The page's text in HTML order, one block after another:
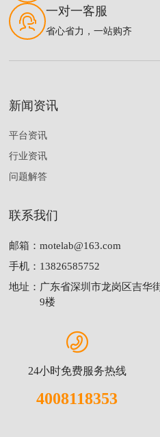
一对一客服
省心省力，一站购齐
新闻资讯
平台资讯
行业资讯
问题解答
联系我们
邮箱：motelab@163.com
手机： 13826585752
地址： 广东省深圳市龙岗区吉华
9楼
24小时免费服务热线
4008118353